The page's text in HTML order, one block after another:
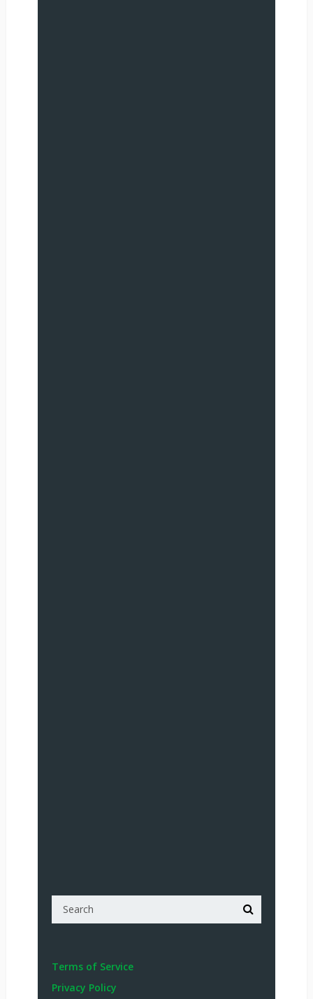
Terms of Service
Privacy Policy